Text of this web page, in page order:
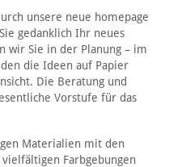
unsere neue homepage
gedanklich Ihr neues
wir Sie in der Planung – im
die Ideen auf Papier
Die Beratung und
Vorstufe für das
Materialien mit den
Farbgebungen